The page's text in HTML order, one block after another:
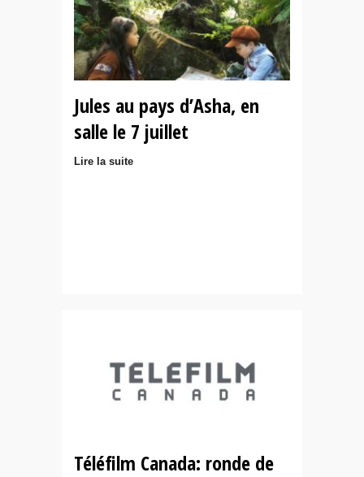
Jules au pays d’Asha, en
salle le 7 juillet
Lire la suite
Téléfilm Canada: ronde de